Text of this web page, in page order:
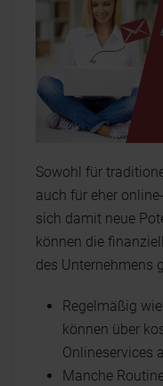
Sowohl für
auch für eher
sich damit neue
können die
des Unternehmens
Regelmäßig
können über
Onlineservices
Manche